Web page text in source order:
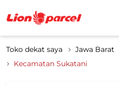
Toko dekat saya Jawa Barat
Kecamatan Sukatani